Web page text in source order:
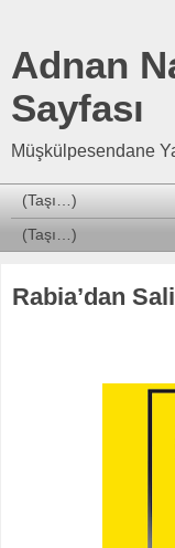
Adnan
Sayfası
Müşkülpesendane
Rabia’dan